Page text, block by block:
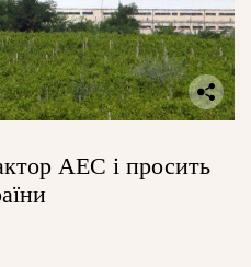
АЕС і просить